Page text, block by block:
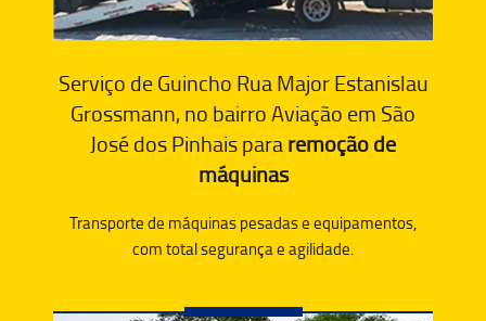
Serviço de Guincho Rua Major Estanislau
Grossmann, no bairro Aviação em São
José dos Pinhais pararemoção de
máquinas
Transporte de máquinas pesadas e equipamentos,
com total segurança e agilidade.